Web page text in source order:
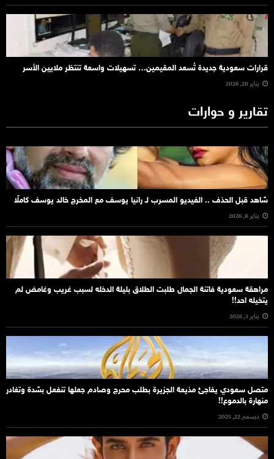
قرارات سعودية جديدة تُسعد المقيمين… تسهيلات واسعة تنتظر ملايين الأسر
يناير 20, 2026
تقارير و حوارات
شاهد قبل الحذف .. الفيديو المسرب لـ رانيا يوسف مع المخرج خالد يوسف كاملًا
يناير 8, 2026
مراهقة سعودية فاتنة الجمال طلبت الطلاق بليلة الدخله لسبب غريب وغامض لم
يتخيله احد!!
يناير 3, 2026
متصل سعودي يفاجئ مذيعة الجزيرة بطلب محرج وصادم جعلها تنفعل بشدة وتغادر
منهارة بالدموع!!
ديسمبر 22, 2025